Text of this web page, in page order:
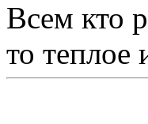
Всем кто
то теплое